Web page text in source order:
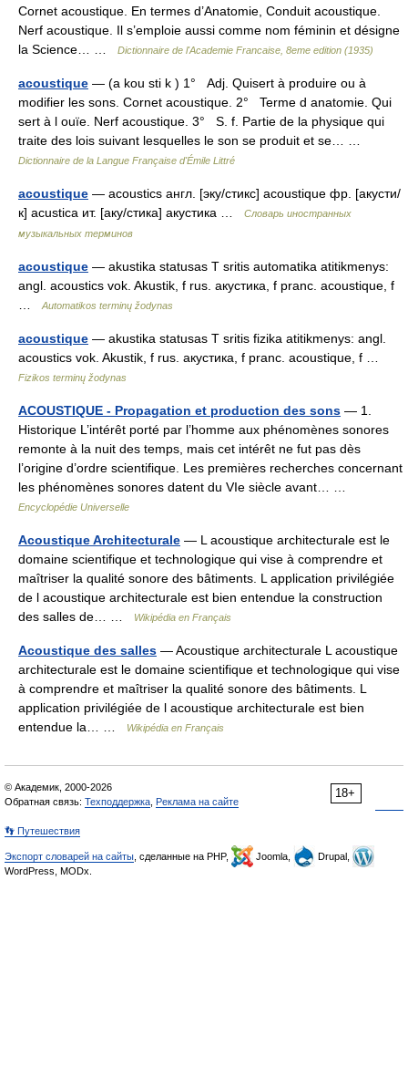
Cornet acoustique. En termes d’Anatomie, Conduit acoustique.
Nerf acoustique. Il s’emploie aussi comme nom féminin et désigne
la Science… …
Dictionnaire de l'Academie Francaise, 8eme edition (1935)
acoustique — (a kou sti k ) 1° Adj. Quisert à produire ou à
modifier les sons. Cornet acoustique. 2° Terme d anatomie. Qui
sert à l ouïe. Nerf acoustique. 3° S. f. Partie de la physique qui
traite des lois suivant lesquelles le son se produit et se… …
Dictionnaire de la Langue Française d'Émile Littré
acoustique — acoustics англ. [эку/стикс] acoustique фр. [акусти/
к] acustica ит. [аку/стика] акустика …
Словарь иностранных
музыкальных терминов
acoustique — akustika statusas T sritis automatika atitikmenys:
angl. acoustics vok. Akustik, f rus. акустика, f pranc. acoustique, f
Automatikos terminų žodynas
acoustique — akustika statusas T sritis fizika atitikmenys: angl.
acoustics vok. Akustik, f rus. акустика, f pranc. acoustique, f …
Fizikos terminų žodynas
ACOUSTIQUE - Propagation et production des sons — 1.
Historique L’intérêt porté par l’homme aux phénomènes sonores
remonte à la nuit des temps, mais cet intérêt ne fut pas dès
l’origine d’ordre scientifique. Les premières recherches concernant
les phénomènes sonores datent du VIe siècle avant… …
Encyclopédie Universelle
Acoustique Architecturale — L acoustique architecturale est le
domaine scientifique et technologique qui vise à comprendre et
maîtriser la qualité sonore des bâtiments. L application privilégiée
de l acoustique architecturale est bien entendue la construction
des salles de… …
Wikipédia en Français
Acoustique des salles — Acoustique architecturale L acoustique
architecturale est le domaine scientifique et technologique qui vise
à comprendre et maîtriser la qualité sonore des bâtiments. L
application privilégiée de l acoustique architecturale est bien
entendue la… …
Wikipédia en Français
18+
© Академик, 2000-2026
Обратная связь: Техподдержка Реклама на сайте
👣 Путешествия
Экспорт словарей на сайты , сделанные на PHP, Joomla,
Drupal,
WordPress, MODx.